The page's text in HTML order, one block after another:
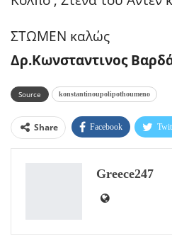
ΣΤΩΜΕΝ καλώς
Δρ.Κωνσταντινος
Source konstantinoupolipothoumeno
Share Facebook
Greece247